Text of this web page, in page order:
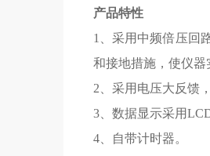
产品特性
1、采用中频倍压回
和接地措施，使仪器
2、采用电压大反馈
3、数据显示采用
4、自带计时器。